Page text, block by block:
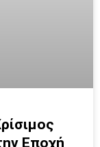
Εποχή